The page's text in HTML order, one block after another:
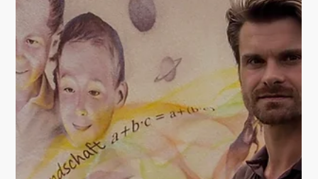
Gotha. Eine Szene, die den Handel in vergangenen
Jahrhunderten darstellt, entsteht derzeit beim
Altstadtforum. Der Gothaer Künstler Lars...